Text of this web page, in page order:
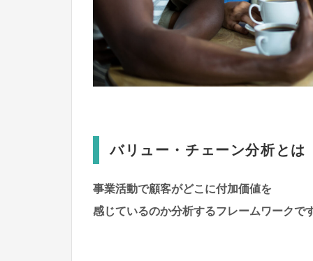
バリュー・チェーン分析とは
事業活動で顧客がどこに付加価値を
感じているのか分析するフレームワークで